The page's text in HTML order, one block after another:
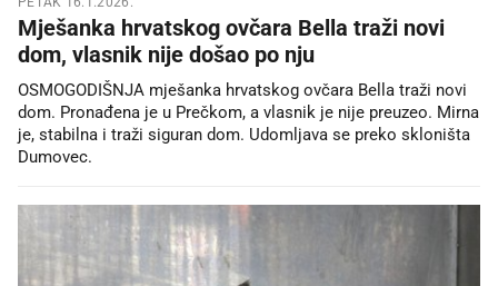
Mješanka hrvatskog ovčara Bella traži novi
dom, vlasnik nije došao po nju
OSMOGODIŠNJA mješanka hrvatskog ovčara Bella traži novi
dom. Pronađena je u Prečkom, a vlasnik je nije preuzeo. Mirna
je, stabilna i traži siguran dom. Udomljava se preko skloništa
Dumovec.